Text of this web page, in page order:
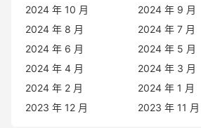
2024 年 10 月
2024 年 9 月
2024 年 8 月
2024 年 7 月
2024 年 6 月
2024 年 5 月
2024 年 4 月
2024 年 3 月
2024 年 2 月
2024 年 1 月
2023 年 12 月
2023 年 11 月